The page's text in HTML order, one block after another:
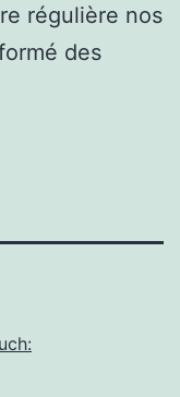
régulière nos
des